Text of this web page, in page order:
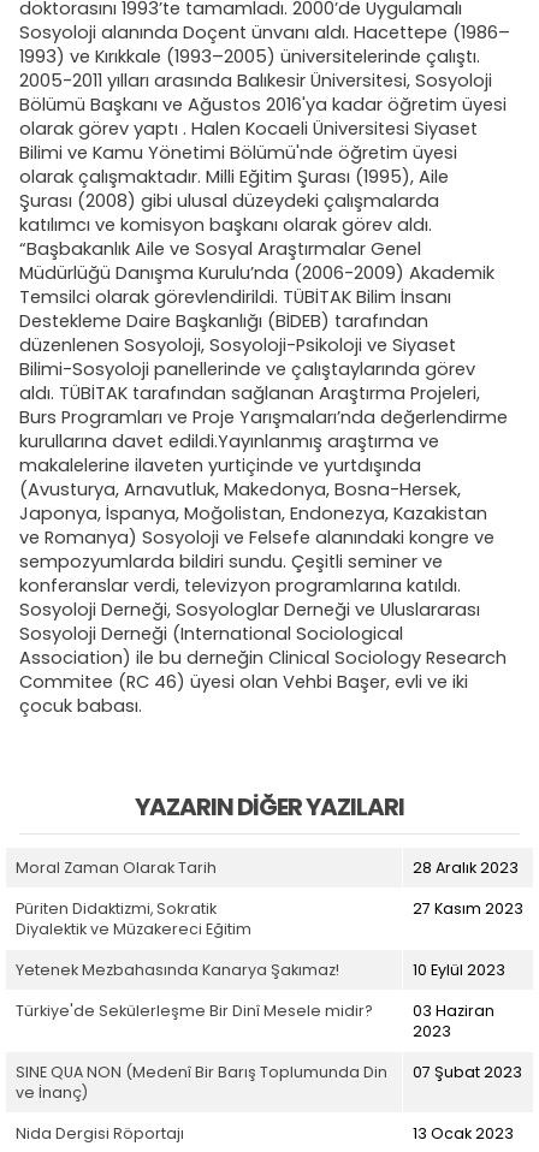
doktorasını 1993’te tamamladı. 2000’de Uygulamalı
Sosyoloji alanında Doçent ünvanı aldı. Hacettepe (1986–
1993) ve Kırıkkale (1993–2005) üniversitelerinde çalıştı.
2005-2011 yılları arasında Balıkesir Üniversitesi, Sosyoloji
Bölümü Başkanı ve Ağustos 2016'ya kadar öğretim üyesi
olarak görev yaptı . Halen Kocaeli Üniversitesi Siyaset
Bilimi ve Kamu Yönetimi Bölümü'nde öğretim üyesi
olarak çalışmaktadır. Milli Eğitim Şurası (1995), Aile
Şurası (2008) gibi ulusal düzeydeki çalışmalarda
katılımcı ve komisyon başkanı olarak görev aldı.
“Başbakanlık Aile ve Sosyal Araştırmalar Genel
Müdürlüğü Danışma Kurulu’nda (2006-2009) Akademik
Temsilci olarak görevlendirildi. TÜBİTAK Bilim İnsanı
Destekleme Daire Başkanlığı (BİDEB) tarafından
düzenlenen Sosyoloji, Sosyoloji-Psikoloji ve Siyaset
Bilimi-Sosyoloji panellerinde ve çalıştaylarında görev
aldı. TÜBİTAK tarafından sağlanan Araştırma Projeleri,
Burs Programları ve Proje Yarışmaları’nda değerlendirme
kurullarına davet edildi.Yayınlanmış araştırma ve
makalelerine ilaveten yurtiçinde ve yurtdışında
(Avusturya, Arnavutluk, Makedonya, Bosna-Hersek,
Japonya, İspanya, Moğolistan, Endonezya, Kazakistan
ve Romanya) Sosyoloji ve Felsefe alanındaki kongre ve
sempozyumlarda bildiri sundu. Çeşitli seminer ve
konferanslar verdi, televizyon programlarına katıldı.
Sosyoloji Derneği, Sosyologlar Derneği ve Uluslararası
Sosyoloji Derneği (International Sociological
Association) ile bu derneğin Clinical Sociology Research
Commitee (RC 46) üyesi olan Vehbi Başer, evli ve iki
çocuk babası.
YAZARIN DIĞER YAZILARI
Moral Zaman Olarak Tarih
28 Aralık 2023
Püriten Didaktizmi, Sokratik
Diyalektik ve Müzakereci Eğitim
27 Kasım 2023
Yetenek Mezbahasında Kanarya Şakımaz!
10 Eylül 2023
Türkiye'de Sekülerleşme Bir Dinî Mesele midir?
03 Haziran
2023
SINE QUA NON (Medenî Bir Barış Toplumunda Din
ve İnanç)
07 Şubat 2023
Nida Dergisi Röportajı
13 Ocak 2023